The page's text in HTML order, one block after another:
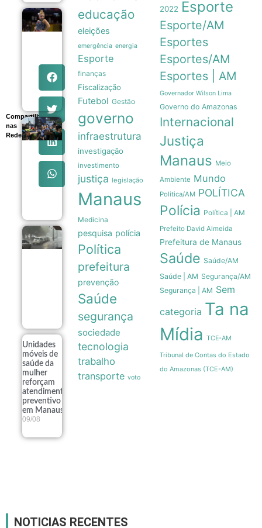
Compartilhe
nas
Redes
Flávia
Saraiva
domina
Campeonato
Brasileiro
com ouros
na trave e no
solo
09/08
Nunes
Marques
transparência
das urnas
eletrônicas
em evento do
TSE
09/08
Tempestades
no Rio
Grande do
Sul deixam
milhares de
desalojados
em 117
municípios
Unidades
móveis de
saúde da
mulher
reforçam
atendimento
preventivo
em Manaus
09/08
educação
eleições
emergência energia
Esporte
finanças
Fiscalização
Futebol Gestão
governo
infraestrutura
investigação
investimento
justiça legislação
Manaus
Medicina
pesquisa polícia
Política
prefeitura
prevenção
Saúde
segurança
sociedade
tecnologia
trabalho
transporte voto
2022 Esporte
Esporte/AM
Esportes
Esportes/AM
Esportes | AM
Governador Wilson Lima
Governo do Amazonas
Internacional
Justiça
Manaus Meio
Ambiente Mundo
Politica/AM POLÍTICA
Polícia Política | AM
Prefeito David Almeida
Prefeitura de Manaus
Saúde Saúde/AM
Saúde | AM Segurança/AM
Segurança | AM Sem
categoria Ta na
Mídia TCE-AM
Tribunal de Contas do Estado
do Amazonas (TCE-AM)
NOTICIAS RECENTES